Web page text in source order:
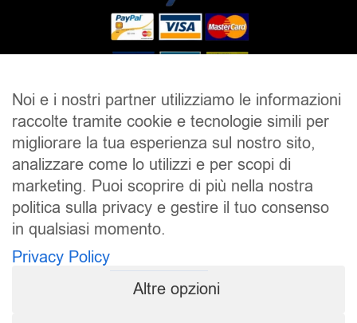
SALDI UOMO DONNA UNISEX
ACCESSORI BRAND CONTATTI
CHI SIAMO
SPEDIZIONE E RESI
Pierrot S.r.l.
Pierrot – All Copyright reserved – 1983/2024
Noi e i nostri partner utilizziamo le informazioni
raccolte tramite cookie e tecnologie simili per
migliorare la tua esperienza sul nostro sito,
analizzare come lo utilizzi e per scopi di
marketing. Puoi scoprire di più nella nostra
politica sulla privacy e gestire il tuo consenso
in qualsiasi momento.
Privacy Policy
Altre opzioni